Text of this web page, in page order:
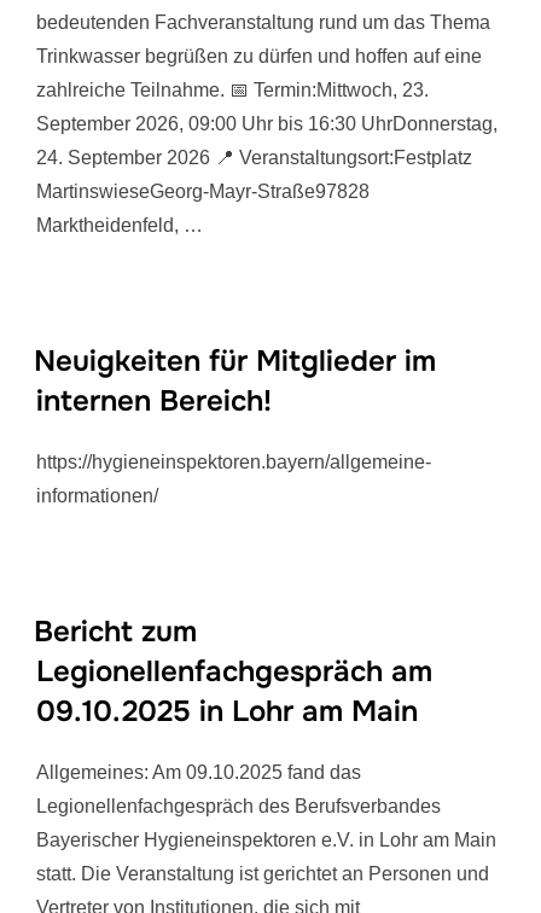
bedeutenden Fachveranstaltung rund um das Thema
Trinkwasser begrüßen zu dürfen und hoffen auf eine
zahlreiche Teilnahme. 📅 Termin:Mittwoch, 23.
September 2026, 09:00 Uhr bis 16:30 UhrDonnerstag,
24. September 2026 📍 Veranstaltungsort:Festplatz
MartinswieseGeorg-Mayr-Straße97828
Marktheidenfeld, …
Neuigkeiten für Mitglieder im
internen Bereich!
https://hygieneinspektoren.bayern/allgemeine-
informationen/
Bericht zum
Legionellenfachgespräch am
09.10.2025 in Lohr am Main
Allgemeines: Am 09.10.2025 fand das
Legionellenfachgespräch des Berufsverbandes
Bayerischer Hygieneinspektoren e.V. in Lohr am Main
statt. Die Veranstaltung ist gerichtet an Personen und
Vertreter von Institutionen, die sich mit